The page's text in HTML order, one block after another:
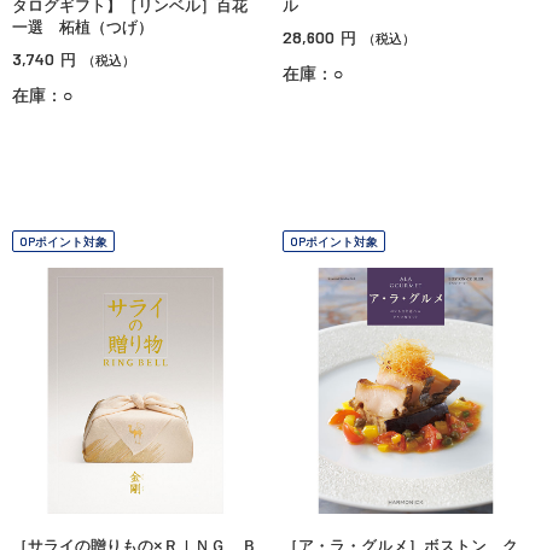
タログギフト】［リンベル］百花
一選 柘植（つげ）
3,740 円 （税込）
在庫：○
ル
28,600 円 （税込）
在庫：○
OPポイント対象
［サライの贈りもの×ＲＩＮＧ Ｂ
OPポイント対象
［ア・ラ・グルメ］ボストン ク